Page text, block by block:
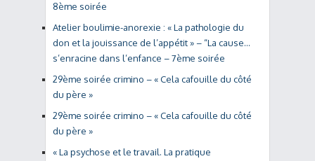
8ème soirée
Atelier boulimie-anorexie : « La pathologie du
don et la jouissance de l’appétit » – “La cause…
s’enracine dans l’enfance – 7ème soirée
29ème soirée crimino – « Cela cafouille du côté
du père »
29ème soirée crimino – « Cela cafouille du côté
du père »
« La psychose et le travail. La pratique